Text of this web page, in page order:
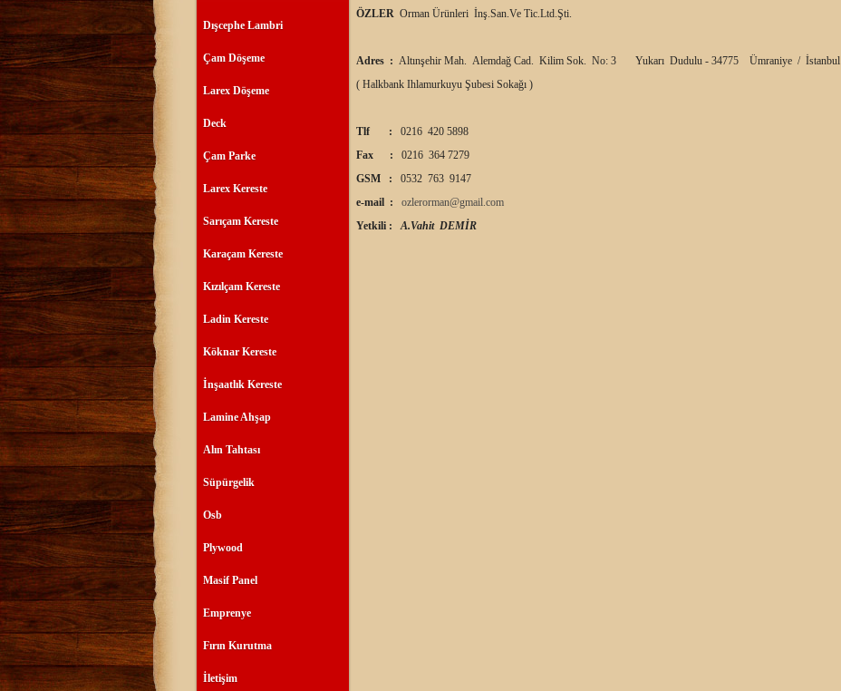
Dışcephe Lambri
Çam Döşeme
Larex Döşeme
Deck
Çam Parke
Larex Kereste
Sarıçam Kereste
Karaçam Kereste
Kızılçam Kereste
Ladin Kereste
Köknar Kereste
İnşaatlık Kereste
Lamine Ahşap
Alın Tahtası
Süpürgelik
Osb
Plywood
Masif Panel
Emprenye
Fırın Kurutma
İletişim
ÖZLER Orman Ürünleri İnş.San.Ve Tic.Ltd.Şti.
Adres : Altınşehir Mah. Alemdağ Cad. Kilim Sok. No: 3 Yukarı Dudulu - 34775 Ümraniye / İstanbul
( Halkbank Ihlamurkuyu Şubesi Sokağı )
Tlf :
0216 420 5898
Fax :
0216 364 7279
GSM :
0532 763 9147
e-mail :
ozlerorman@gmail.com
Yetkili :
A.Vahit DEMİR